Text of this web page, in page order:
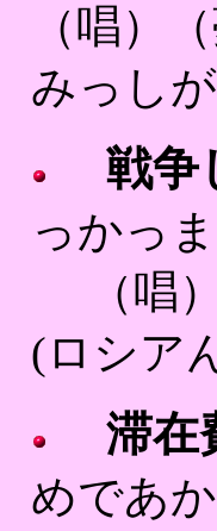
（唱）
みっし
戦争
っかっ
（唱）
(ロシ
滞在
めであ